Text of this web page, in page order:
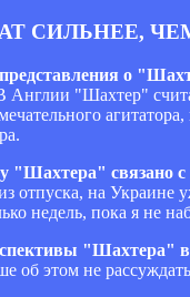
СИЛЬНЕЕ,
о
Англии "Шахтер"
"Шахтера" связано
отпуска, на Украине
недель, пока я не
"Шахтера"
об этом не